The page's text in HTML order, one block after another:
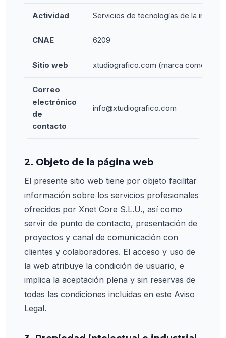
Actividad Servicios de tecnologías de la
CNAE 6209
Sitio web xtudiografico.com (marca comercial
Correo
electrónico
de
contacto
info@xtudiografico.com
2. Objeto de la página web
El presente sitio web tiene por objeto facilitar
información sobre los servicios profesionales
ofrecidos por Xnet Core S.L.U., así como
servir de punto de contacto, presentación de
proyectos y canal de comunicación con
clientes y colaboradores. El acceso y uso de
la web atribuye la condición de usuario, e
implica la aceptación plena y sin reservas de
todas las condiciones incluidas en este Aviso
Legal.